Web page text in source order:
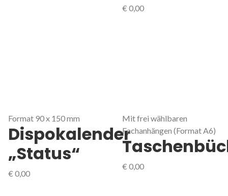
€ 0,00
Format 90 x 150 mm
Dispokalender
„Status“
€ 0,00
Mit frei wählbaren
Fachanhängen (Format A6)
€ 0,00